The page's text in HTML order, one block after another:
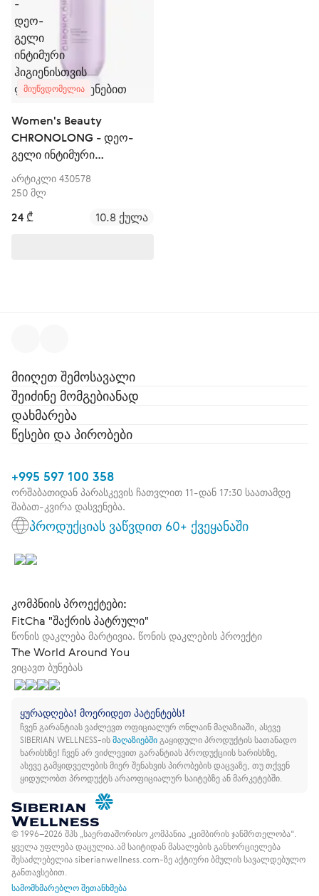
ᲛᲘᲣᲬᲕᲓᲝᲛᲔᲚᲘᲐ
Women's Beauty
CHRONOLONG - დეო-
გელი ინტიმური
ჰიგიენისთვის
ფიტოესტროგენებით
არტიკლი 430578
250 მლ
24 ₾ 10.8 ქულა
მიიღეთ შემოსავალი
შეიძინე მომგებიანად
დახმარება
წესები და პირობები
+995 597 100 358
ორშაბათიდან პარასკევის ჩათვლით 11-დან 17:30 საათამდე
შაბათ-კვირა დასვენება.
პროდუქციას ვაწვდით 60+ ქვეყანაში
კომპნიის პროექტები:
FitCha "შაქრის პატრული"
წონის დაკლება მარტივია. წონის დაკლების პროექტი
The World Around You
ვიცავთ ბუნებას
ყურადღება! მოერიდეთ პატენტებს!
ჩვენ გარანტიას ვაძლევთ ოფიციალურ ონლაინ მაღაზიაში, ასევე
SIBERIAN WELLNESS-ისმაღაზიებშიგაყიდული პროდუქტის სათანადო
ხარისხზე! ჩვენ არ ვიძლევით გარანტიას პროდუქციის ხარისხზე,
ასევე გამყიდველების მიერ შენახვის პირობების დაცვაზე, თუ თქვენ
ყიდულობთ პროდუქტს არაოფიციალურ საიტებზე ან მარკეტებში.
© 1996–2026 შპს „საერთაშორისო კომპანია „ციმბირის ჯანმრთელობა“.
ყველა უფლება დაცულია. ამ საიტიდან მასალების განხორციელება
შესაძლებელია siberianwellness.com-ზე აქტიური ბმულის სავალდებულო
განთავსებით.
სამომხმარებლო შეთანხმება